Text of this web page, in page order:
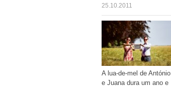
25.10.2011
A lua-de-mel de António
e Juana dura um ano e